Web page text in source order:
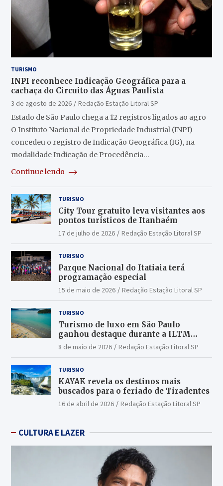
TURISMO
INPI reconhece Indicação Geográfica para a
cachaça do Circuito das Águas Paulista
3 de agosto de 2026
Redação Estação Litoral SP
Estado de São Paulo chega a 12 registros ligados ao agro
O Instituto Nacional de Propriedade Industrial (INPI)
concedeu o registro de Indicação Geográfica (IG), na
modalidade Indicação de Procedência…
Continue lendo
TURISMO
City Tour gratuito leva visitantes aos
pontos turísticos de Itanhaém
17 de julho de 2026 Redação Estação Litoral SP
TURISMO
Parque Nacional do Itatiaia terá
programação especial
15 de maio de 2026 Redação Estação Litoral SP
TURISMO
Turismo de luxo em São Paulo
ganhou destaque durante a ILTM
Latin America 2026
8 de maio de 2026 Redação Estação Litoral SP
TURISMO
KAYAK revela os destinos mais
buscados para o feriado de Tiradentes
16 de abril de 2026 Redação Estação Litoral SP
CULTURA E LAZER